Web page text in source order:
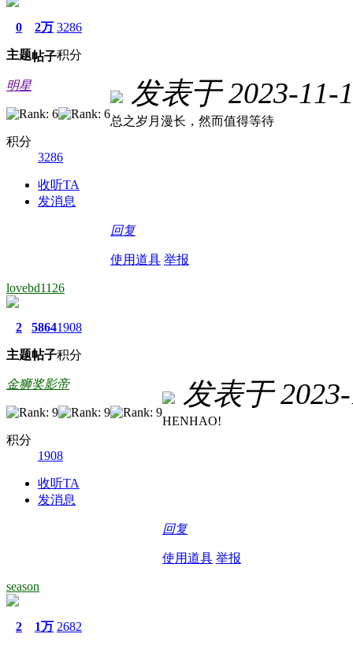
0
主题
2万
帖子
3286
积分
明星
积分
3286
收听TA
发消息
发表于 2023-11-
总之岁月漫长，然而值得等待
回复
使用道具 举报
lovebd1126
2
主题
5864
帖子
1908
积分
金狮奖影帝
积分
1908
收听TA
发消息
发表于
HENHAO!
回复
使用道具 举报
season
2 1万 2682